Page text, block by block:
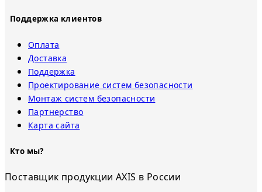
Поддержка клиентов
Оплата
Доставка
Поддержка
Проектирование систем безопасности
Монтаж систем безопасности
Партнерство
Карта сайта
Кто мы?
Поставщик продукции AXIS в России